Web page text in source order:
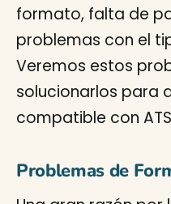
formato, falta de
problemas con el
Veremos estos
solucionarlos para
compatible con
Problemas de